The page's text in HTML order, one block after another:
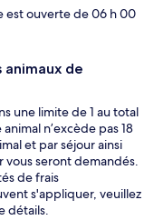
est ouverte de 06 h 00
de
une limite de 1 au total
n’excède pas 18
et par séjour ainsi
vous seront demandés.
de frais
s'appliquer, veuillez
détails.